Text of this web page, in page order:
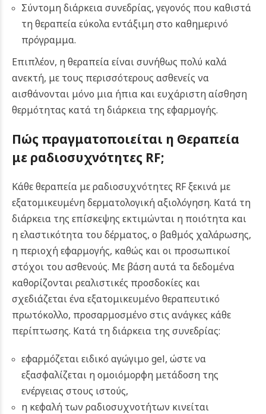
Σύντομη διάρκεια συνεδρίας, γεγονός που καθιστά
τη θεραπεία εύκολα εντάξιμη στο καθημερινό
πρόγραμμα.
Επιπλέον, η θεραπεία είναι συνήθως πολύ καλά
ανεκτή, με τους περισσότερους ασθενείς να
αισθάνονται μόνο μια ήπια και ευχάριστη αίσθηση
θερμότητας κατά τη διάρκεια της εφαρμογής.
Πώς πραγματοποιείται η Θεραπεία
με ραδιοσυχνότητες RF;
Κάθε θεραπεία με ραδιοσυχνότητες RF ξεκινά με
εξατομικευμένη δερματολογική αξιολόγηση. Κατά τη
διάρκεια της επίσκεψης εκτιμώνται η ποιότητα και
η ελαστικότητα του δέρματος, ο βαθμός χαλάρωσης,
η περιοχή εφαρμογής, καθώς και οι προσωπικοί
στόχοι του ασθενούς. Με βάση αυτά τα δεδομένα
καθορίζονται ρεαλιστικές προσδοκίες και
σχεδιάζεται ένα εξατομικευμένο θεραπευτικό
πρωτόκολλο, προσαρμοσμένο στις ανάγκες κάθε
περίπτωσης. Κατά τη διάρκεια της συνεδρίας:
εφαρμόζεται ειδικό αγώγιμο gel, ώστε να
εξασφαλίζεται η ομοιόμορφη μετάδοση της
ενέργειας στους ιστούς,
η κεφαλή των ραδιοσυχνοτήτων κινείται